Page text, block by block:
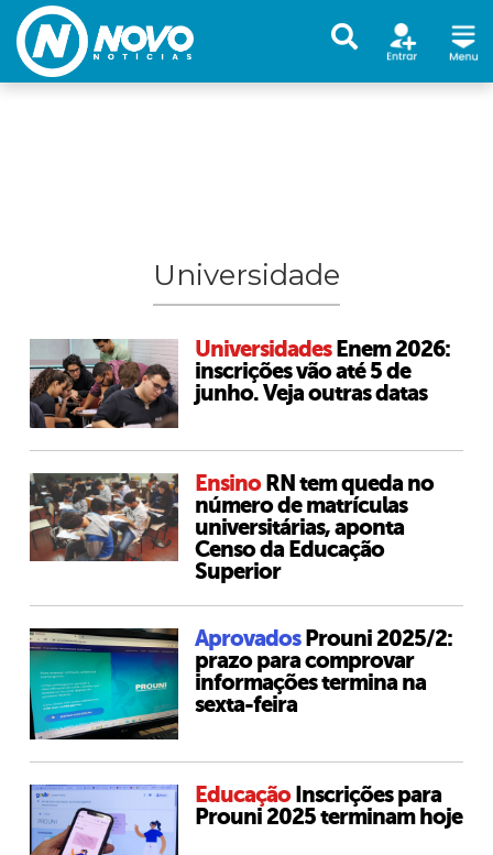
Universidade
Universidades Enem 2026:
inscrições vão até 5 de
junho. Veja outras datas
Ensino RN tem queda no
número de matrículas
universitárias, aponta
Censo da Educação
Superior
Aprovados Prouni 2025/2:
prazo para comprovar
informações termina na
sexta-feira
Educação Inscrições para
Prouni 2025 terminam hoje